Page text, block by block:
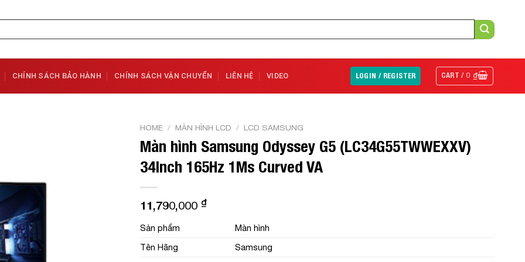
CHÍNH SÁCH BẢO HÀNH CHÍNH SÁCH VẬN CHUYỂN LIÊN HỆ VIDEO LOGIN / REGISTER CART /0₫
HOME / MÀN HÌNH LCD / LCD SAMSUNG
Màn hình Samsung Odyssey G5 (LC34G55TWWEXXV)
34Inch 165Hz 1Ms Curved VA
11,790,000 ₫
Sản phẩm
Màn hình
Tên Hãng
Samsung